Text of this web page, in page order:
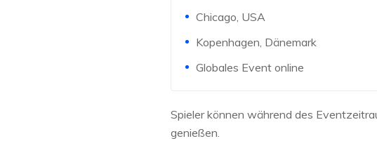
Chicago, USA
Kopenhagen, Dänemark
Globales Event online
Spieler können während des
genießen.